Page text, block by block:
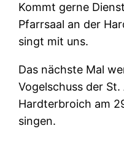
Kommt gerne
Pfarrsaal an der
singt mit uns.
Das nächste Mal
Vogelschuss der
Hardterbroich am
singen.